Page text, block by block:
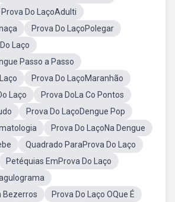
Prova Do LaçoAdulti
Prova Do LaçoPolegar
Laço
Passo a Passo
Prova Do LaçoMaranhão
Laço
Prova DoLa Co Pontos
Prova Do LaçoDengue Pop
Prova Do LaçoNa Dengue
Quadrado ParaProva Do Laço
Petéquias EmProva Do Laço
Bezerros
Prova Do Laço OQue É